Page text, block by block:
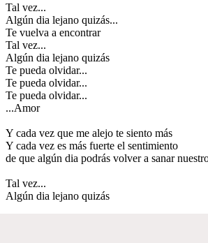
Tal vez...
Algún dia lejano quizás...
Te vuelva a encontrar
Tal vez...
Algún dia lejano quizás
Te pueda olvidar...
Te pueda olvidar...
Te pueda olvidar...
...Amor
Y cada vez que me alejo te siento más
Y cada vez es más fuerte el sentimiento
de que algún dia podrás volver a sanar
Tal vez...
Algún dia lejano quizás